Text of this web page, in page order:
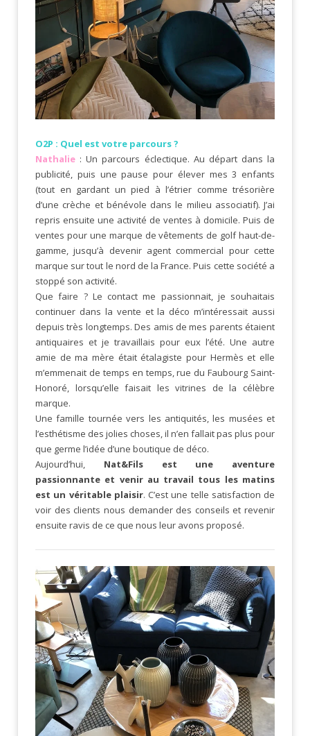
O2P : Quel est votre parcours ?
Nathalie : Un parcours éclectique. Au départ dans la
publicité, puis une pause pour élever mes 3 enfants
(tout en gardant un pied à l’étrier comme trésorière
d’une crèche et bénévole dans le milieu associatif). J’ai
repris ensuite une activité de ventes à domicile. Puis de
ventes pour une marque de vêtements de golf haut-de-
gamme, jusqu’à devenir agent commercial pour cette
marque sur tout le nord de la France. Puis cette société a
stoppé son activité.
Que faire ? Le contact me passionnait, je souhaitais
continuer dans la vente et la déco m’intéressait aussi
depuis très longtemps. Des amis de mes parents étaient
antiquaires et je travaillais pour eux l’été. Une autre
amie de ma mère était étalagiste pour Hermès et elle
m’emmenait de temps en temps, rue du Faubourg Saint-
Honoré, lorsqu’elle faisait les vitrines de la célèbre
marque.
Une famille tournée vers les antiquités, les musées et
l’esthétisme des jolies choses, il n’en fallait pas plus pour
que germe l’idée d’une boutique de déco.
Aujourd’hui, Nat&Fils
est une aventure
passionnante et venir au travail tous les matins
est un véritable plaisir. C’est une telle satisfaction de
voir des clients nous demander des conseils et revenir
ensuite ravis de ce que nous leur avons proposé.